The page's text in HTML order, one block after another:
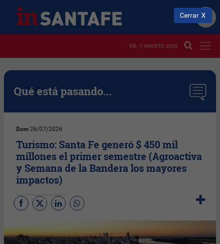
VIE. 7 AGOSTO 2026
Qué está pasando...
Dom 26/07/2026
Turismo: Santa Fe generó $ 450 mil
millones el primer semestre (Agroactiva
y Semana de la Bandera los mayores
impactos)
Cerrar